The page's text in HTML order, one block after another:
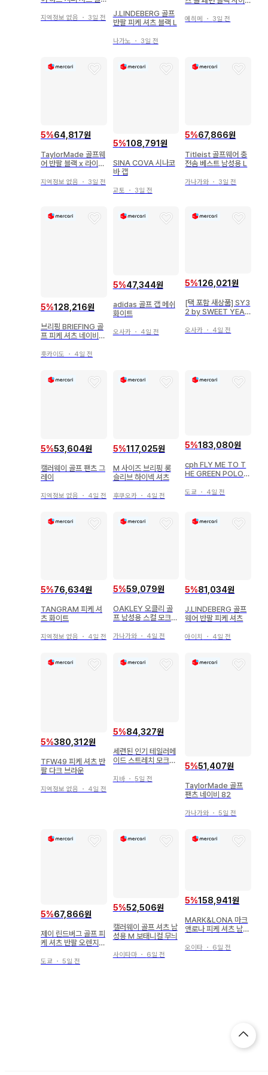
지역정보 없음 ・ 3일 전
J.LINDEBERG 골프
반팔 피케 셔츠 블랙 L
나가노 ・ 3일 전
에히메 ・ 3일 전
5%64,817원
TaylorMade 골프웨
어 반팔 블랙 x 라이트
지역정보 없음 ・ 3일 전
5%108,791원
SINA COVA 시나코
바 캡
교토 ・ 3일 전
5%67,866원
Titleist 골프웨어 충
전솜 베스트 남성용 L
가나가와 ・ 3일 전
5%128,216원
브리핑 BRIEFING 골
프 피케 셔츠 네이비
홋카이도 ・ 4일 전
5%47,344원
adidas 골프 캡 메쉬
화이트
오사카・ 4일 전
5%126,021원
[택 포함 새상품] SY3
2 by SWEET YEAR
오사카 ・ 4일 전
5%53,604원
캘러웨이 골프 팬츠 그
레이
지역정보 없음 ・ 4일 전
5%117,025원
M 사이즈 브리핑 롱
슬리브 하이넥 셔츠
후쿠오카・ 4일 전
5%183,080원
cph FLY ME TO T
HE GREEN POLO S
도쿄 ・ 4일 전
5%76,634원
TANGRAM 피케 셔
츠 화이트
지역정보 없음 ・ 4일 전
5%59,079원
OAKLEY 오클리 골
프 남성용 스컬 모크넥
가나가와・ 4일 전
5%81,034원
J.LINDEBERG 골프
웨어 반팔 피케 셔츠
아이치 ・ 4일 전
5%380,312원
TFW49 피케 셔츠 반
팔 다크 브라운
지역정보 없음 ・ 4일 전
5%84,327원
세련된 인기 테일러메
이드 스트레치 모크넥
지바・ 5일 전
5%51,407원
TaylorMade 골프
팬츠 네이비 82
가나가와 ・5일 전
5%67,866원
제이 린드버그 골프 피
케 셔츠 반팔 오렌지
도쿄 ・ 5일 전
5%52,506원
캘러웨이 골프 셔츠 남
성용 M 보태니컬 무늬
사이타마・ 6일 전
5%158,941원
MARK&LONA 마크
앤로나 피케 셔츠 남성
오이타 ・ 6일 전